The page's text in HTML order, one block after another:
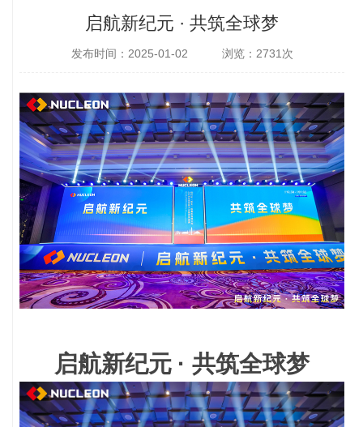
启航新纪元 · 共筑全球梦
发布时间：2025-01-02 浏览：2731次
启航新纪元 · 共筑全球梦